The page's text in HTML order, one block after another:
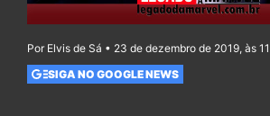
Por Elvis de Sá • 23 de dezembro de 2019, às
SIGA NO GOOGLE NEWS